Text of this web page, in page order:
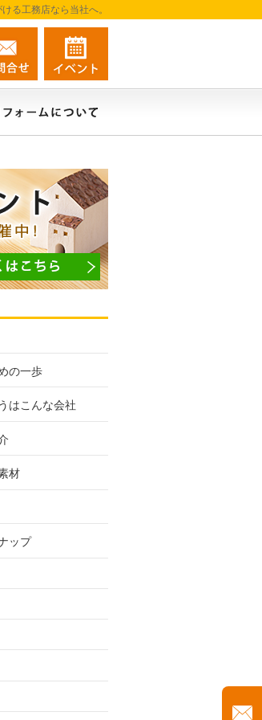
る工務店なら当社へ。
の一歩
はこんな会社
材
ップ
080-7987-0777
営業時間9:00～18:00 定休日：不定休